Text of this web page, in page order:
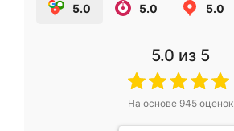
5.0 5.0 5.0
5.0 из 5
На основе 945оценок